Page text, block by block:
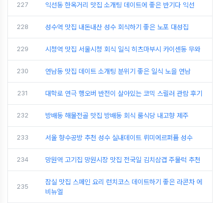
227 익선동 한옥거리 맛집 소개팅 데이트에 좋은 반기다 익선
228 성수역 맛집 내돈내산 성수 회식하기 좋은 노포 대성집
229 시청역 맛집 서울시청 회식 일식 히츠마부시 카이센동 무와
230 연남동 맛집 데이트 소개팅 분위기 좋은 일식 노을 연남
231 대학로 연극 행오버 반전이 살아있는 코믹 스릴러 관람 후기
232 방배동 해물전골 맛집 방배동 회식 룸식당 내고향 제주
233 서울 향수공방 추천 성수 실내데이트 뤼미에르퍼퓸 성수
234 망원역 고기집 망원시장 맛집 전국일 김치삼겹 주물럭 추천
235
잠실 맛집 스페인 요리 런치코스 데이트하기 좋은 라콘차 에
비뉴엘